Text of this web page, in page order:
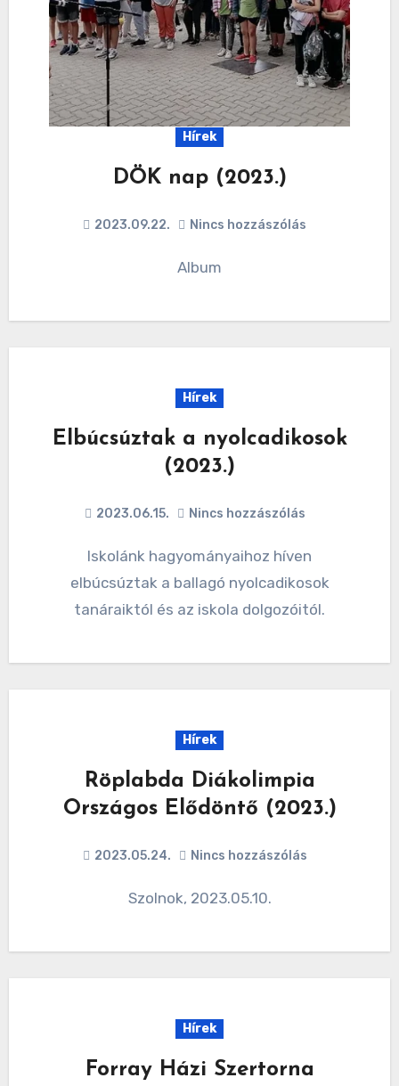
Hírek
DÖK nap (2023.)
2023.09.22. Nincs hozzászólás
Album
Hírek
Elbúcsúztak a nyolcadikosok
(2023.)
2023.06.15. Nincs hozzászólás
Iskolánk hagyományaihoz híven
elbúcsúztak a ballagó nyolcadikosok
tanáraiktól és az iskola dolgozóitól.
Hírek
Röplabda Diákolimpia
Országos Elődöntő (2023.)
2023.05.24. Nincs hozzászólás
Szolnok, 2023.05.10.
Hírek
Forray Házi Szertorna